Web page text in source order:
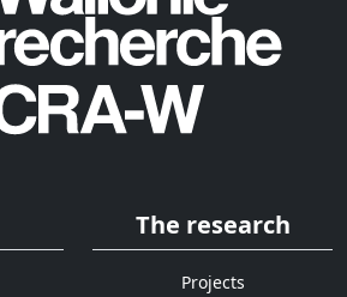
The research
Projects